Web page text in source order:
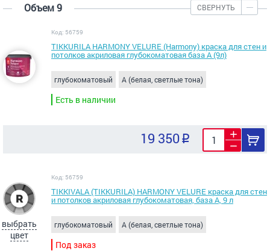
Объем 9 СВЕРНУТЬ
Код: 56759
TIKKURILA HARMONY VELURE (Harmony) краска для стен и
потолков акриловая глубокоматовая база А (9л)
глубокоматовый A (белая, светлые тона)
Есть в наличии
19 350
выбрать
цвет
Код: 56759
TIKKIVALA (TIKKURILA) HARMONY VELURE краска для стен
и потолков акриловая глубокоматовая, база А, 9 л
глубокоматовый A (белая, светлые тона)
Под заказ